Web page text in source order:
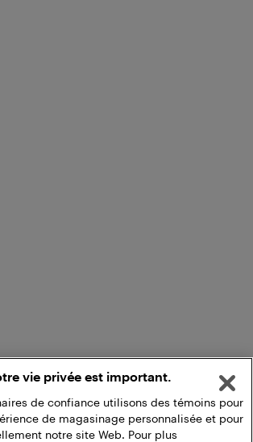
vie privée est important.
de confiance utilisons des témoins pour
de magasinage personnalisée et pour
notre site Web. Pour plus